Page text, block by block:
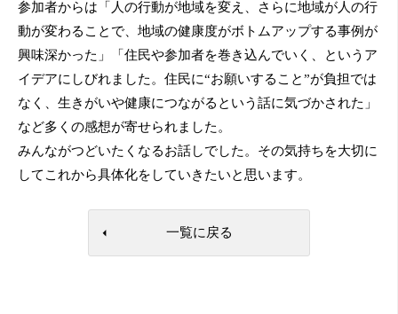
参加者からは「人の行動が地域を変え、さらに地域が人の行
動が変わることで、地域の健康度がボトムアップする事例が
興味深かった」「住民や参加者を巻き込んでいく、というア
イデアにしびれました。住民に“お願いすること”が負担では
なく、生きがいや健康につながるという話に気づかされた」
など多くの感想が寄せられました。
みんながつどいたくなるお話しでした。その気持ちを大切に
してこれから具体化をしていきたいと思います。
一覧に戻る